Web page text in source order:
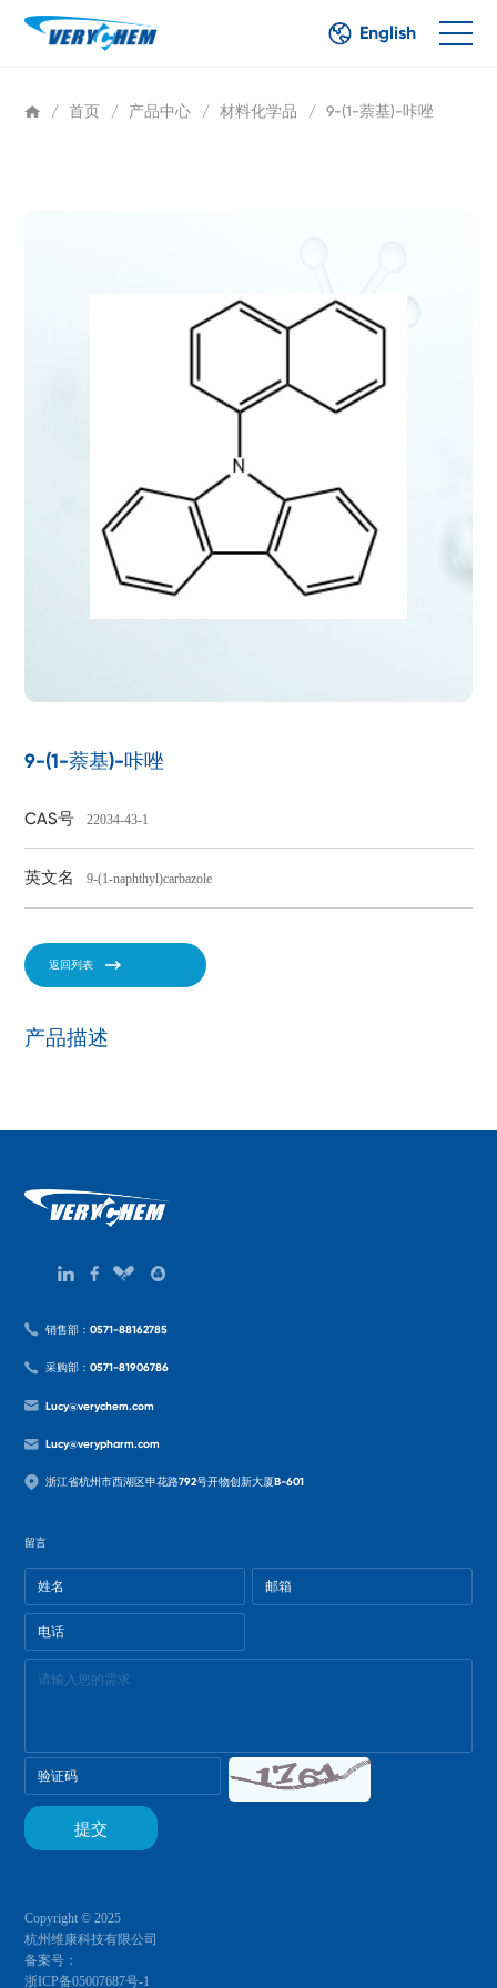
English
/ 首页 / 产品中心 / 材料化学品 / 9-(1-萘基)-咔唑
9-(1-萘基)-咔唑
CAS号 22034-43-1
英文名 9-(1-naphthyl)carbazole
返回列表
产品描述
销售部：0571-88162785
采购部：0571-81906786
Lucy@verychem.com
Lucy@verypharm.com
浙江省杭州市西湖区申花路792号开物创新大厦B-601
留言
Copyright © 2025
杭州维康科技有限公司
备案号：
浙ICP备05007687号-1